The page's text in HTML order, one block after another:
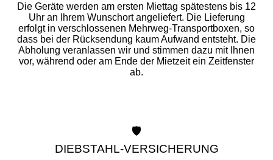
Die Geräte werden am ersten Miettag spätestens bis 12
Uhr an Ihrem Wunschort angeliefert. Die Lieferung
erfolgt in verschlossenen Mehrweg-Transportboxen, so
dass bei der Rücksendung kaum Aufwand entsteht. Die
Abholung veranlassen wir und stimmen dazu mit Ihnen
vor, während oder am Ende der Mietzeit ein Zeitfenster
ab.
🛡️
DIEBSTAHL-VERSICHERUNG